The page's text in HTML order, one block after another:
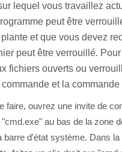
lequel vous travaillez
peut être
et que vous devez
peut être verrouillé.
fichiers ouverts ou
commande et la
faire, ouvrez une invite de
au bas de la zone
barre d'état système. Dans la